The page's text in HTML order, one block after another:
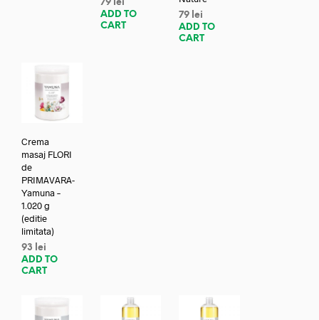
79 lei
ADD TO
CART
79 lei
ADD TO
CART
Crema
masaj FLORI
de
PRIMAVARA-
Yamuna –
1.020 g
(editie
limitata)
93
lei
ADD TO
CART